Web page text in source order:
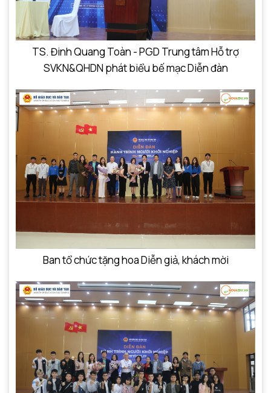
TS. Đinh Quang Toàn - PGD Trung tâm Hỗ trợ
SVKN&QHDN phát biểu bế mạc Diễn đàn
Ban tổ chức tặng hoa Diễn giả, khách mời